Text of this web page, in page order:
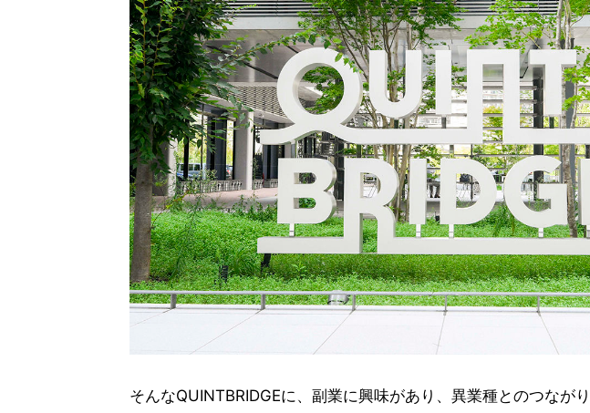
そんなQUINTBRIDGEに、副業に興味があり、異業種とのつなが